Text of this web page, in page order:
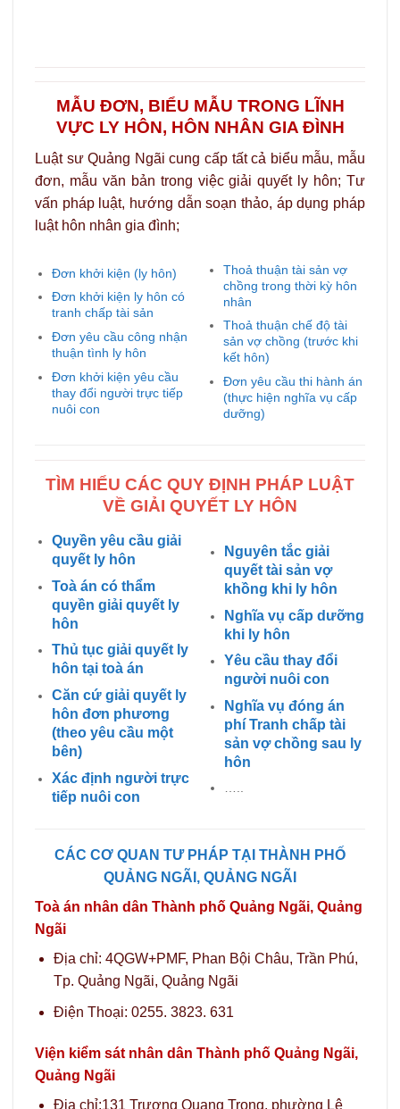
MẪU ĐƠN, BIỂU MẪU TRONG LĨNH
VỰC LY HÔN, HÔN NHÂN GIA ĐÌNH
Luật sư Quảng Ngãi cung cấp tất cả biểu mẫu, mẫu
đơn, mẫu văn bản trong việc giải quyết ly hôn; Tư
vấn pháp luật, hướng dẫn soạn thảo, áp dụng pháp
luật hôn nhân gia đình;
Đơn khởi kiện (ly hôn)
Đơn khởi kiện ly hôn có
tranh chấp tài sản
Đơn yêu cầu công nhận
thuận tình ly hôn
Đơn khởi kiện yêu cầu
thay đổi người trực tiếp
nuôi con
Thoả thuận tài sản vợ
chồng trong thời kỳ hôn
nhân
Thoả thuận chế độ tài
sản vợ chồng (trước khi
kết hôn)
Đơn yêu cầu thi hành án
(thực hiện nghĩa vụ cấp
dưỡng)
TÌM HIỂU CÁC QUY ĐỊNH PHÁP LUẬT
VỀ GIẢI QUYẾT LY HÔN
Quyền yêu cầu giải
quyết ly hôn
Toà án có thẩm
quyền giải quyết ly
hôn
Thủ tục giải quyết ly
hôn tại toà án
Căn cứ giải quyết ly
hôn đơn phương
(theo yêu cầu một
bên)
Xác định người trực
tiếp nuôi con
Nguyên tắc giải
quyết tài sản vợ
khồng khi ly hôn
Nghĩa vụ cấp dưỡng
khi ly hôn
Yêu cầu thay đổi
người nuôi con
Nghĩa vụ đóng án
phí Tranh chấp tài
sản vợ chồng sau ly
hôn
CÁC CƠ QUAN TƯ PHÁP TẠI THÀNH PHỐ
QUẢNG NGÃI, QUẢNG NGÃI
Toà án nhân dân Thành phố Quảng Ngãi, Quảng
Ngãi
Địa chỉ: 4QGW+PMF, Phan Bội Châu, Trần Phú,
Tp. Quảng Ngãi, Quảng Ngãi
Điện Thoại: 0255. 3823. 631
Viện kiểm sát nhân dân Thành phố Quảng Ngãi,
Quảng Ngãi
Địa chỉ:131 Trương Quang Trọng, phường Lê